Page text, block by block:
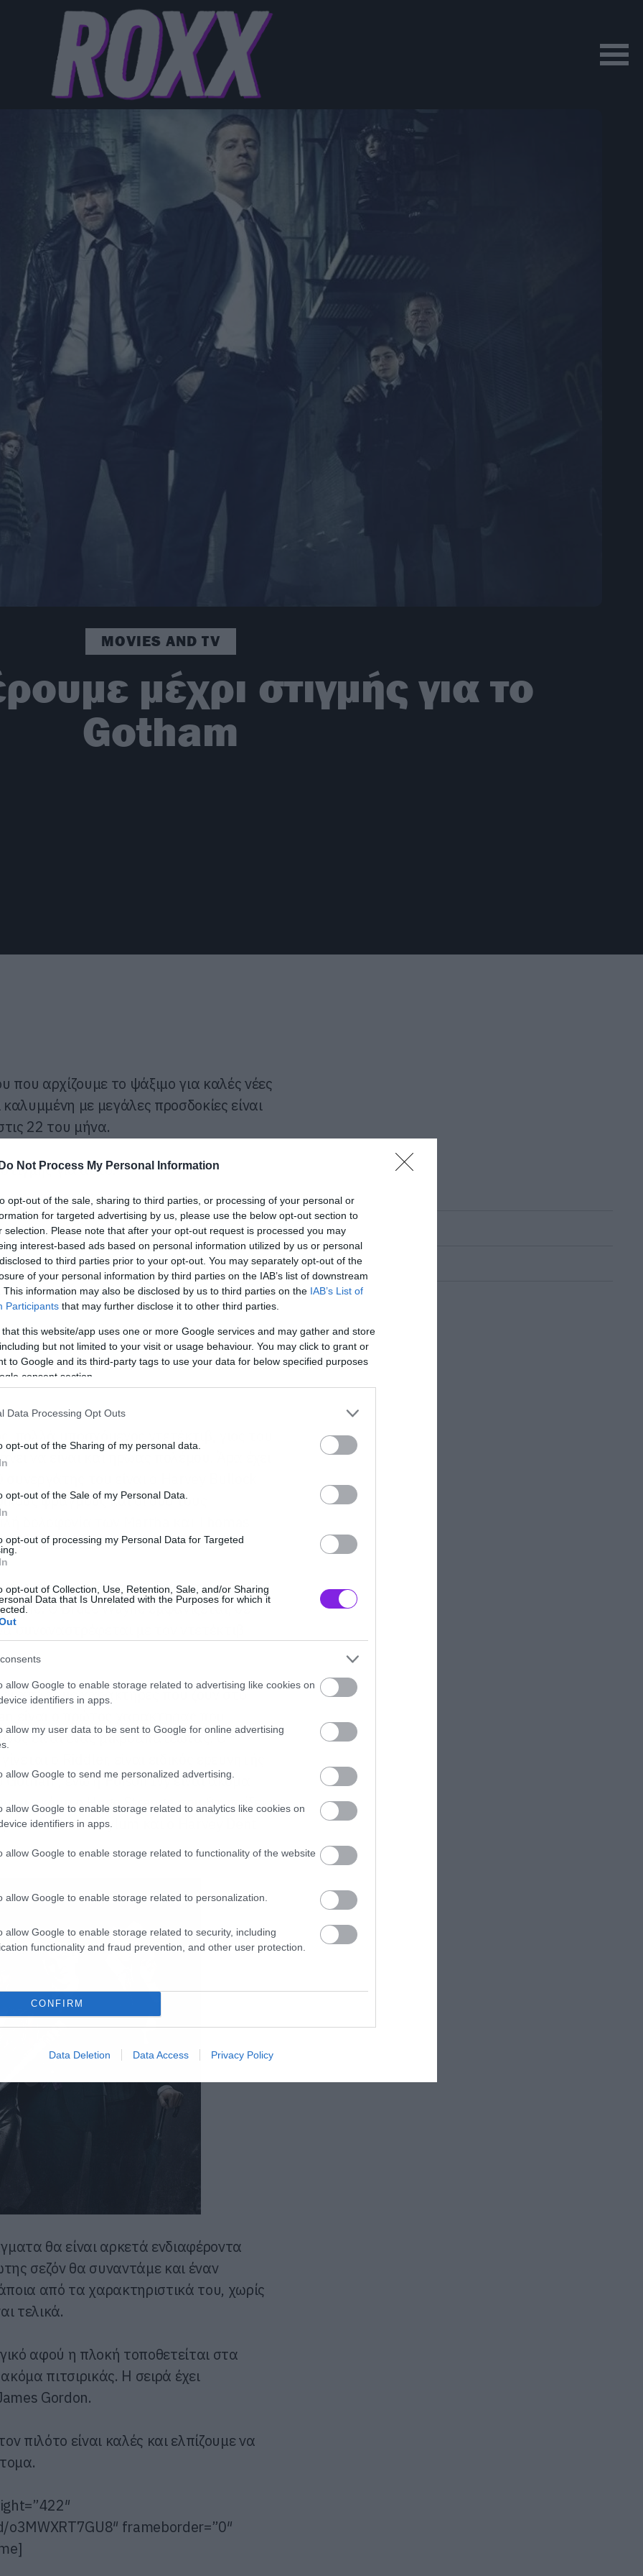
Do Not Process My Personal Information
opt-out of the sale, sharing to third parties, or processing of your personal or
for targeted advertising by us, please use the below opt-out section to
selection. Please note that after your opt-out request is processed you may
interest-based ads based on personal information utilized by us or personal
to third parties prior to your opt-out. You may separately opt-out of the
of your personal information by third parties on the IAB’s list of downstream
This information may also be disclosed by us to third parties on the IAB’s List of
Participants that may further disclose it to other third parties.
that this website/app uses one or more Google services and may gather and store
but not limited to your visit or usage behaviour. You may click to grant or
to Google and its third-party tags to use your data for below specified purposes
consent section.
Data Processing Opt Outs
opt-out of the Sharing of my personal data.
opt-out of the Sale of my Personal Data.
opt-out of processing my Personal Data for Targeted
opt-out of Collection, Use, Retention, Sale, and/or Sharing
Data that Is Unrelated with the Purposes for which it
allow Google to enable storage related to advertising like cookies on
identifiers in apps.
allow my user data to be sent to Google for online advertising
allow Google to send me personalized advertising.
allow Google to enable storage related to analytics like cookies on
identifiers in apps.
allow Google to enable storage related to functionality of the website
allow Google to enable storage related to personalization.
allow Google to enable storage related to security, including
functionality and fraud prevention, and other user protection.
CONFIRM
Data Deletion Data Access Privacy Policy
MOVIES AND TV
μέχρι στιγμής για το
Gotham
αρχίζουμε το ψάξιμο για καλές νέες
με μεγάλες προσδοκίες είναι
22 του μήνα.
για αυτό.
πολλά υποσχόμενος ντετέκτιβ, γιος του
να είναι και ήρωας πολέμου. Άρα έχει
του είναι ο Harvey Bullock
φραγμούς και οι δυο τους
δολοφονία των Martha και Thomas
είναι αυτοί.
είναι η πιθανή σύνδεση του
Ο Bruce Wayne εμφανίζεται, σε
συναναστρέφεται με τον ντετέκτιβ
από τους χαρακτήρες που ζουν στο
είναι ο πρώτος χαρακτήρας που
είναι ένας μικροαπατεώνας. Ο
ο Riddler, είναι ειδικός ερευνητής
ενώ η Poison Ivy είναι ακόμα
ακόμη ο Hugo Strange που θα παίξει
Arkham Asylum και ο Harvey Dent
θα είναι αρκετά ενδιαφέροντα
σεζόν θα συναντάμε και έναν
από τα χαρακτηριστικά του, χωρίς
τελικά.
αφού η πλοκή τοποθετείται στα
πιτσιρικάς. Η σειρά έχει
Gordon.
πιλότο είναι καλές και ελπίζουμε να
frameborder=”0″